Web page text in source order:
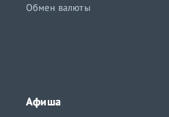
Обмен валюты
Афиша